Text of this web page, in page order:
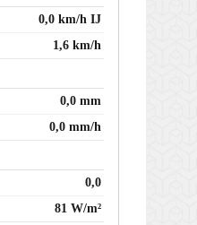
0,0 km/h IJ
1,6 km/h
0,0 mm
0,0 mm/h
0,0
81 W/m²